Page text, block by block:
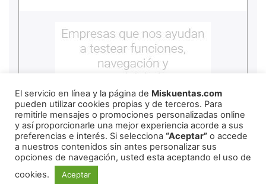
El servicio en línea y la página de Miskuentas.com
pueden utilizar cookies propias y de terceros. Para
remitirle mensajes o promociones personalizadas online
y así proporcionarle una mejor experiencia acorde a sus
preferencias e interés. Si selecciona “Aceptar” o accede
a nuestros contenidos sin antes personalizar sus
opciones de navegación, usted esta aceptando el uso de
cookies.
Aceptar